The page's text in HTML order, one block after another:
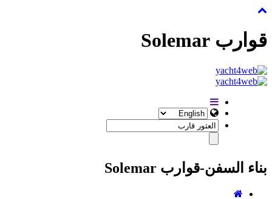
قوارب Solemar
بناء السفن-قوارب Solemar